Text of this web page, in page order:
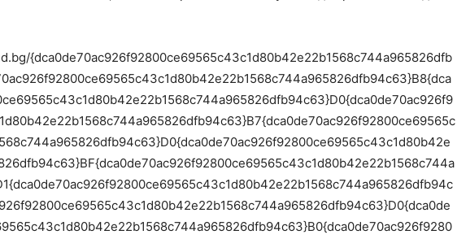
{dca0de70ac926f92800ce69565c43c1d80b42e22b1568c744a965826dfb